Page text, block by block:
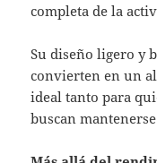
completa de la
Su diseño ligero y
convierten en un
ideal tanto para
buscan